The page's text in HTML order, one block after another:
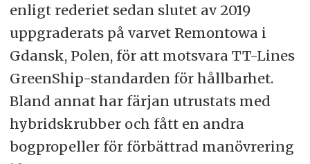
enligt rederiet sedan slutet av 2019
uppgraderats på varvet Remontowa i
Gdansk, Polen, för att motsvara TT-Lines
GreenShip-standarden för hållbarhet.
Bland annat har färjan utrustats med
hybridskrubber och fått en andra
bogpropeller för förbättrad manövrering